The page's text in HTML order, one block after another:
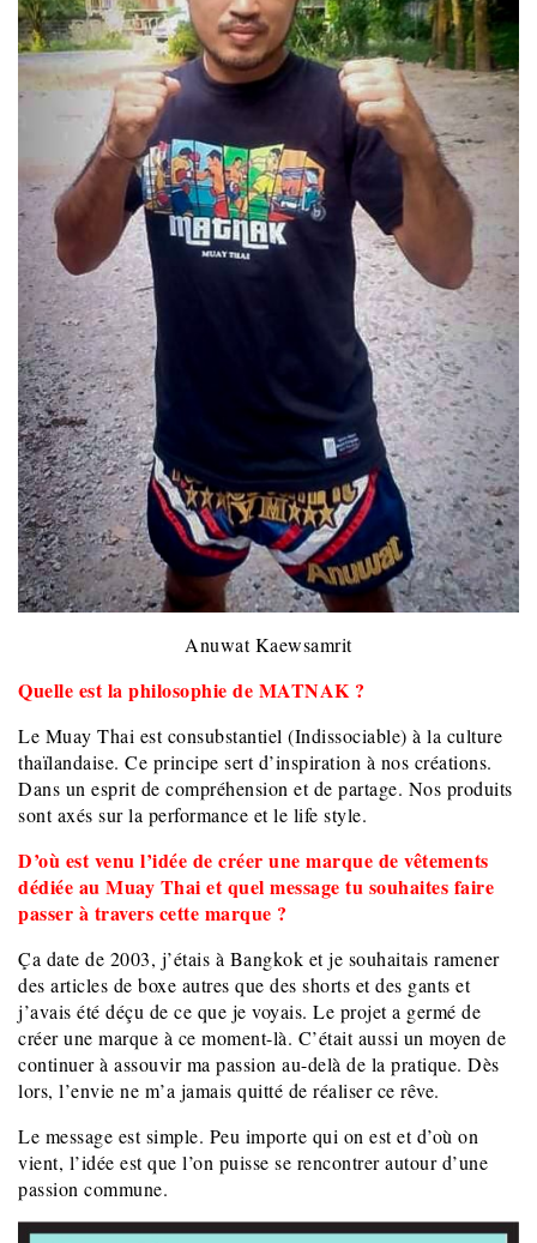
Anuwat Kaewsamrit
Quelle est la philosophie de MATNAK ?
Le Muay Thai est consubstantiel (Indissociable) à la culture
thaïlandaise. Ce principe sert d’inspiration à nos créations.
Dans un esprit de compréhension et de partage. Nos produits
sont axés sur la performance et le life style.
D’où est venu l’idée de créer une marque de vêtements
dédiée au Muay Thai et quel message tu souhaites faire
passer à travers cette marque ?
Ça date de 2003, j’étais à Bangkok et je souhaitais ramener
des articles de boxe autres que des shorts et des gants et
j’avais été déçu de ce que je voyais. Le projet a germé de
créer une marque à ce moment-là. C’était aussi un moyen de
continuer à assouvir ma passion au-delà de la pratique. Dès
lors, l’envie ne m’a jamais quitté de réaliser ce rêve.
Le message est simple. Peu importe qui on est et d’où on
vient, l’idée est que l’on puisse se rencontrer autour d’une
passion commune.